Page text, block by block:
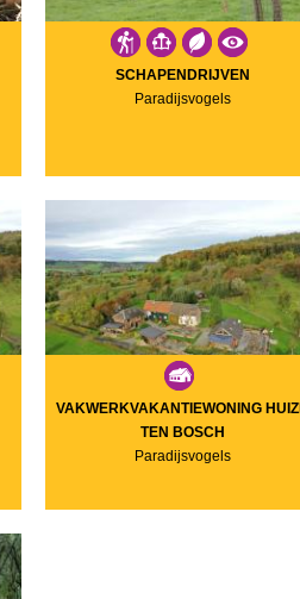
SCHAPENDRIJVEN
Paradijsvogels
VAKWERKVAKANTIEWONING
TEN BOSCH
Paradijsvogels